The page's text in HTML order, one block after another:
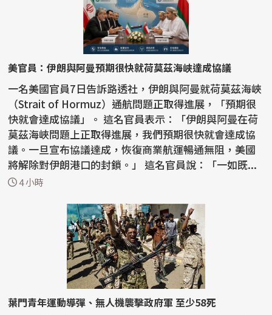
美官員：伊朗與阿曼預期很快就荷莫茲海峽達成協議
一名美國官員7日告訴路透社，伊朗與阿曼就荷莫茲海峽
（Strait of Hormuz）通航問題正取得進展，「預期很
快就會達成協議」。 這名官員表示：「伊朗與阿曼在荷
莫茲海峽問題上正取得進展，我們預期很快就會達成協
議。一旦宣布協議達成，恢復商業航運暢通無阻，美國
將解除對伊朗港口的封鎖。」 這名官員說：「一如既...
4 小時
葉門青年運動導彈、無人機襲擊政府軍 至少58死